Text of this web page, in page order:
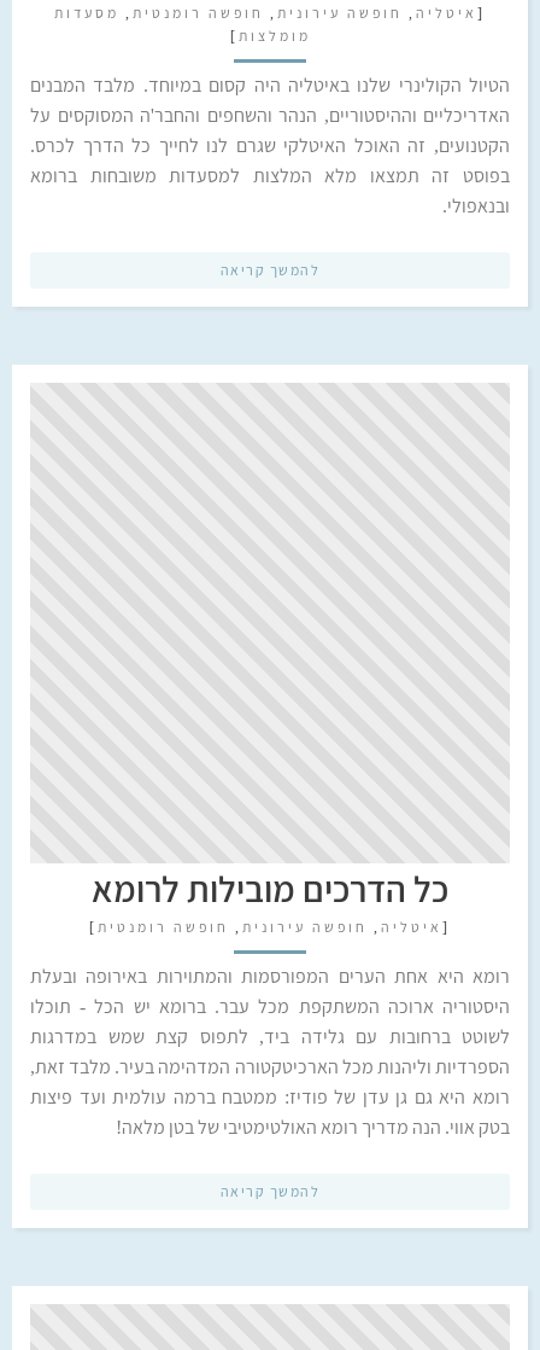
[ איטליה , חופשה עירונית , חופשה רומנטית , מסעדות
מומלצות ]
הטיול הקולינרי שלנו באיטליה היה קסום במיוחד. מלבד המבנים
האדריכליים וההיסטוריים, הנהר והשחפים והחבר'ה המסוקסים על
הקטנועים, זה האוכל האיטלקי שגרם לנו לחייך כל הדרך לכרס.
בפוסט זה תמצאו מלא המלצות למסעדות משובחות ברומא
ובנאפולי.
להמשך קריאה
כל הדרכים מובילות לרומא
[ איטליה , חופשה עירונית , חופשה רומנטית ]
רומא היא אחת הערים המפורסמות והמתוירות באירופה ובעלת
היסטוריה ארוכה המשתקפת מכל עבר. ברומא יש הכל - תוכלו
לשוטט ברחובות עם גלידה ביד, לתפוס קצת שמש במדרגות
הספרדיות וליהנות מכל הארכיטקטורה המדהימה בעיר. מלבד זאת,
רומא היא גם גן עדן של פודיז: ממטבח ברמה עולמית ועד פיצות
בטק אווי. הנה מדריך רומא האולטימטיבי של בטן מלאה!
להמשך קריאה